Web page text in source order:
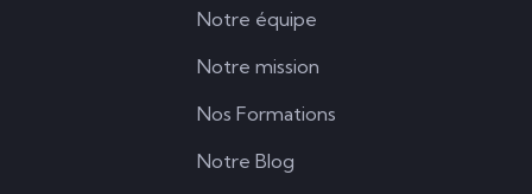
Notre équipe
Notre mission
Nos Formations
Notre Blog